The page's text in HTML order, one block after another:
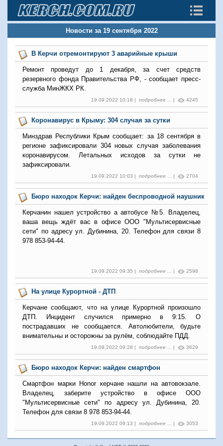
Новости за 19 сентября 2022
В Керчи отремонтируют 3 аварийные крыши
Ремонт проведут до 1 декабря, за счет средств
резервного фонда Правительства РФ, - сообщает пресс-
служба МинЖКХ РК.
19.09.2022 10:18 | подробнее ... | 4245
Коронавирус в Крыму: 304 случая за сутки
Минздрав Республики Крым сообщает: за 18 сентября в
регионе зафиксировали 304 новых случая заболевания
коронавирусом. Летальных исходов за сутки не
зафиксировали.
19.09.2022 10:03 | подробнее ... | 2704
Бюро находок Керчи: найден беспроводной наушник
Керчанин нашел устройство а автобусе №5. Владелец,
ваша вещь ждёт вас в офисе ООО "Мультисервисные
сети" по адресу ул. Дубинина, 20. Телефон для связи 8
978 853-94-44.
19.09.2022 09:35 | подробнее ... | 2598
На улице Курортной - ДТП
Керчане сообщают, что на улице Курортной произошло
ДТП. Инцидент случился примерно в 9:15. О
пострадавших не сообщается. Автолюбители, будьте
внимательны и осторожны за рулём, соблюдайте ПДД.
19.09.2022 09:28 | подробнее ... | 3629
Бюро находок Керчи: найден смартфон
Смартфон марки Honor керчане нашли на автовокзале.
Владелец, заберите устройство в офисе ООО
"Мультисервисные сети" по адресу ул. Дубинина, 20.
Телефон для связи 8 978 853-94-44.
19.09.2022 09:13 | подробнее ... | 3053